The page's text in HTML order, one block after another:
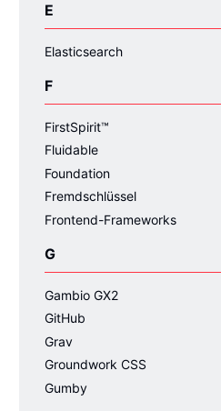
E
Elasticsearch
F
FirstSpirit™
Fluidable
Foundation
Fremdschlüssel
Frontend-Frameworks
G
Gambio GX2
GitHub
Grav
Groundwork CSS
Gumby